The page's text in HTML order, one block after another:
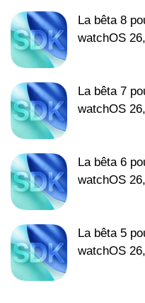
La bêta 8
watchOS
La bêta 7
watchOS
La bêta 6
watchOS
La bêta 5
watchOS